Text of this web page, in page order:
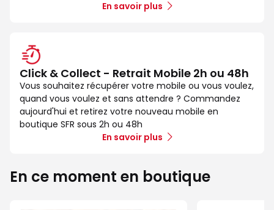
En savoir plus
Click & Collect - Retrait Mobile 2h ou 48h
Vous souhaitez récupérer votre mobile ou vous voulez,
quand vous voulez et sans attendre ? Commandez
aujourd'hui et retirez votre nouveau mobile en
boutique SFR sous 2h ou 48h
En savoir plus
En ce moment en boutique